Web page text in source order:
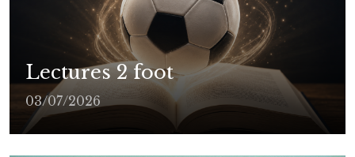
Lectures 2 foot
03/07/2026